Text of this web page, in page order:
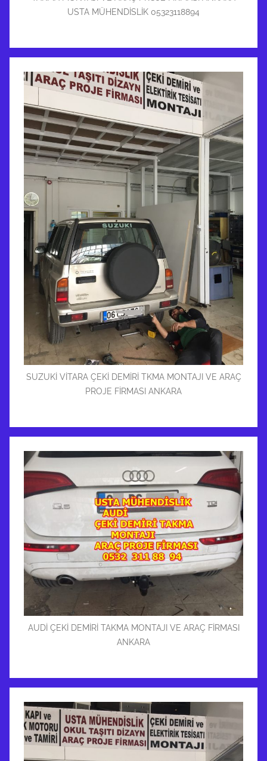
USTA MÜHENDİSLİK 05323118894
SUZUKİ VİTARA ÇEKİ DEMİRİ TKMA MONTAJI VE ARAÇ
PROJE FİRMASI ANKARA
AUDİ ÇEKİ DEMİRİ TAKMA MONTAJI VE ARAÇ FİRMASI
ANKARA